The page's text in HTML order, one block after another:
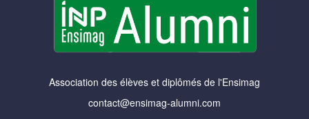
Association des élèves et diplômés de l'Ensimag
contact@ensimag-alumni.com